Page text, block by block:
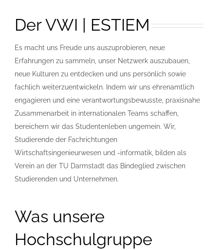
Der VWI | ESTIEM
Es macht uns Freude uns auszuprobieren, neue
Erfahrungen zu sammeln, unser Netzwerk auszubauen,
neue Kulturen zu entdecken und uns persönlich sowie
fachlich weiterzuentwickeln. Indem wir uns ehrenamtlich
engagieren und eine verantwortungsbewusste, praxisnahe
Zusammenarbeit in internationalen Teams schaffen,
bereichern wir das Studentenleben ungemein. Wir,
Studierende der Fachrichtungen
Wirtschaftsingenieurwesen und -informatik, bilden als
Verein an der TU Darmstadt das Bindeglied zwischen
Studierenden und Unternehmen.
Was unsere
Hochschulgruppe